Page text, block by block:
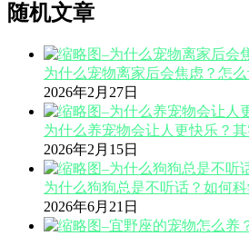
随机文章
为什么宠物离家后会焦虑？怎
2026年2月27日
为什么养宠物会让人更快乐？
2026年2月15日
为什么狗狗总是不听话？如何
2026年6月21日